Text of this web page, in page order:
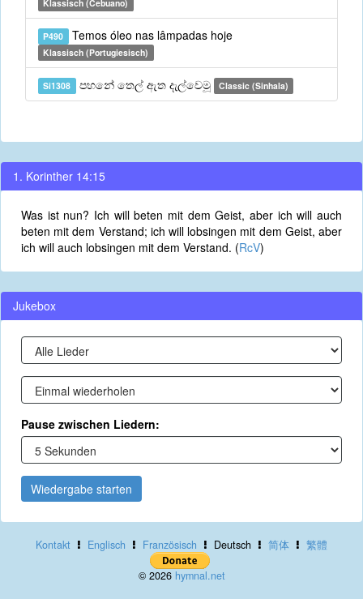
Klassisch (Cebuano)
P490 Temos óleo nas lâmpadas hoje
Klassisch (Portugiesisch)
Si1308 පහනේ තෙල් ඇත දැල්වෙමූ Classic (Sinhala)
1. Korinther 14:15
Was ist nun? Ich will beten mit dem Geist, aber ich will auch
beten mit dem Verstand; ich will lobsingen mit dem Geist, aber
ich will auch lobsingen mit dem Verstand. (RcV)
Jukebox
Pause zwischen Liedern:
Wiedergabe starten
Kontakt Englisch Französisch Deutsch 简体 繁體
© 2026 hymnal.net